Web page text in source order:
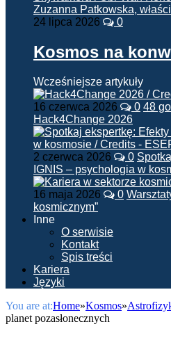
24 lipca 2026 0
Kosmos na
Wcześniejsze artykuły
16 czerwca 2026 0 48
Hack4Change 2026
2 czerwca 2026 0
IGNIS – psychologia w
16 maja 2026 0
kosmicznym”
Inne
O serwisie
Kontakt
Spis treści
Kariera
Języki
You are at:Home»Kosmos»
planet pozasłonecznych